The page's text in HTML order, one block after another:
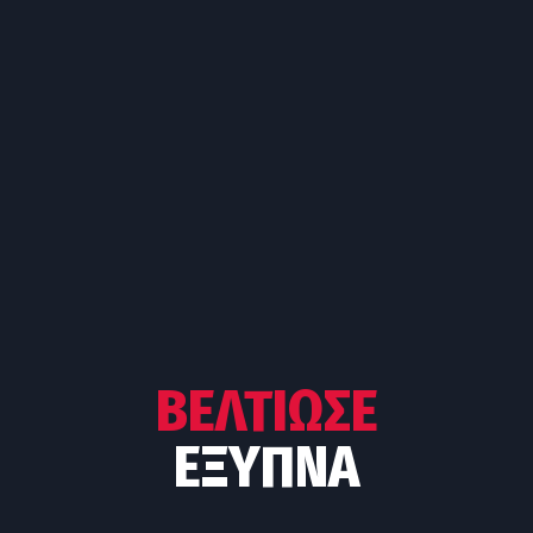
ΒΕΛΤΊΩΣΕ
ΈΞΥΠΝΑ